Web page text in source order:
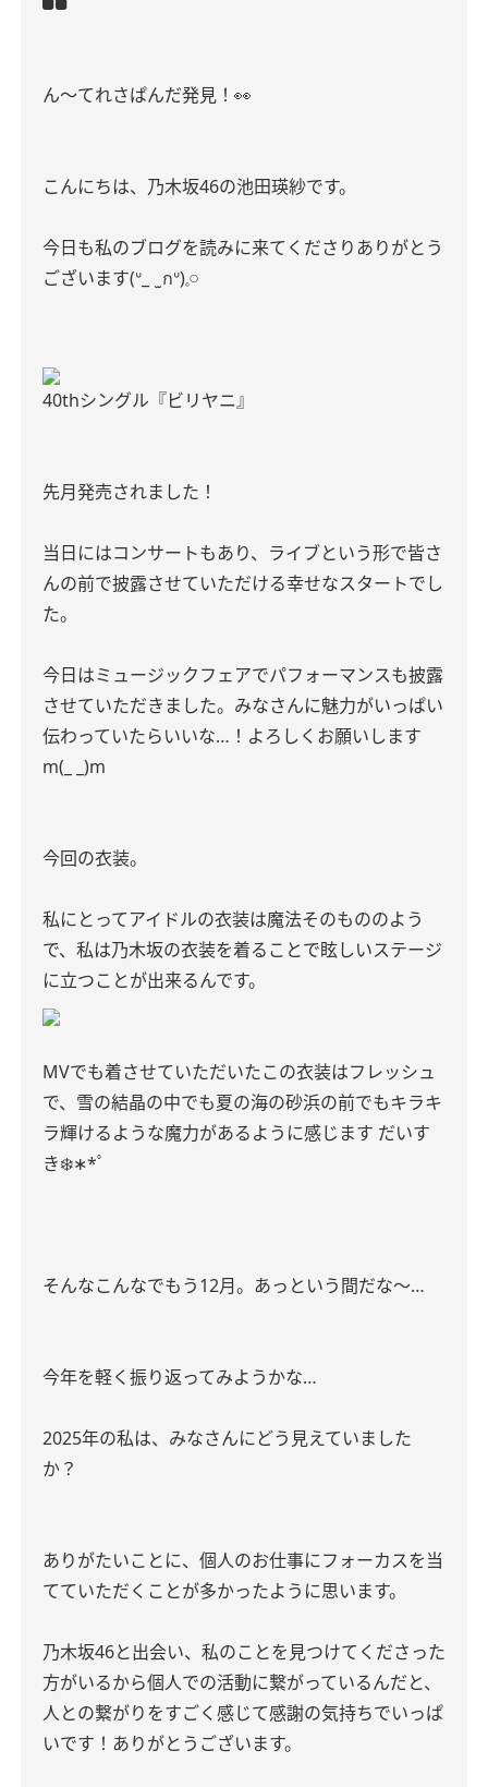
ん〜てれさぱんだ発見！👀
こんにちは、乃木坂46の池田瑛紗です。
今日も私のブログを読みに来てくださりありがとう
ございます(ᐡ_ ̫ กᐡ)𓈒𓏸︎︎︎︎
40thシングル『ビリヤニ』
先月発売されました！
当日にはコンサートもあり、ライブという形で皆さ
んの前で披露させていただける幸せなスタートでし
た。
今日はミュージックフェアでパフォーマンスも披露
させていただきました。みなさんに魅力がいっぱい
伝わっていたらいいな…！よろしくお願いします
m(_ _)m
今回の衣装。
私にとってアイドルの衣装は魔法そのもののよう
で、私は乃木坂の衣装を着ることで眩しいステージ
に立つことが出来るんです。
MVでも着させていただいたこの衣装はフレッシュ
で、雪の結晶の中でも夏の海の砂浜の前でもキラキ
ラ輝けるような魔力があるように感じます だいす
き❄️∗*ﾟ
そんなこんなでもう12月。あっという間だな〜…
今年を軽く振り返ってみようかな…
2025年の私は、みなさんにどう見えていました
か？
ありがたいことに、個人のお仕事にフォーカスを当
てていただくことが多かったように思います。
乃木坂46と出会い、私のことを見つけてくださった
方がいるから個人での活動に繋がっているんだと、
人との繋がりをすごく感じて感謝の気持ちでいっぱ
いです！ありがとうございます。